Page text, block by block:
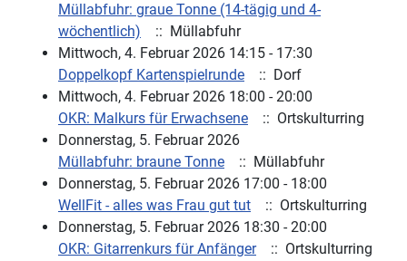
Müllabfuhr: graue Tonne (14-tägig und 4-
wöchentlich)
:: Müllabfuhr
Mittwoch, 4. Februar 2026 14:15 - 17:30
Doppelkopf Kartenspielrunde
:: Dorf
Mittwoch, 4. Februar 2026 18:00 - 20:00
OKR: Malkurs für Erwachsene
:: Ortskulturring
Donnerstag, 5. Februar 2026
Müllabfuhr: braune Tonne
:: Müllabfuhr
Donnerstag, 5. Februar 2026 17:00 - 18:00
WellFit - alles was Frau gut tut
:: Ortskulturring
Donnerstag, 5. Februar 2026 18:30 - 20:00
OKR: Gitarrenkurs für Anfänger
:: Ortskulturring